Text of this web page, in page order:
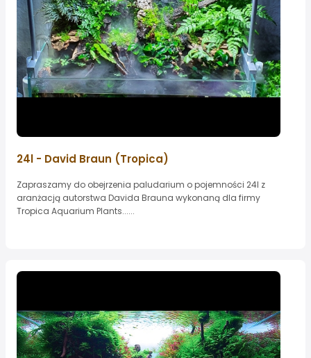
24l - David Braun (Tropica)
Zapraszamy do obejrzenia paludarium o pojemności 24l z
aranżacją autorstwa Davida Brauna wykonaną dla firmy
Tropica Aquarium Plants......